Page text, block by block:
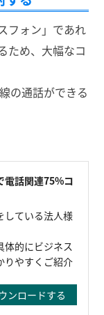
フォン」であれ
ため、大幅なコ
の通話ができる
電話関連75%コ
している法人様
体的にビジネス
りやすくご紹介
ンロードする